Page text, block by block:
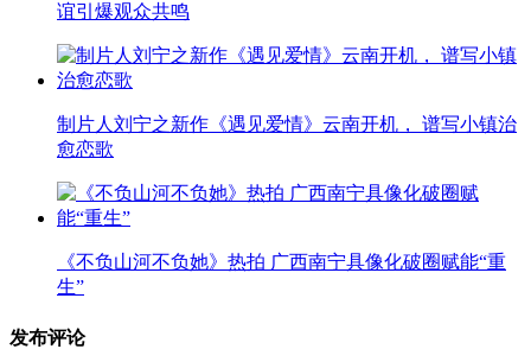
谊引爆观众共鸣
制片人刘宁之新作《遇见爱情》云南开机， 谱写小镇治
愈恋歌
《不负山河不负她》热拍 广西南宁具像化破圈赋能“重
生”
发布评论